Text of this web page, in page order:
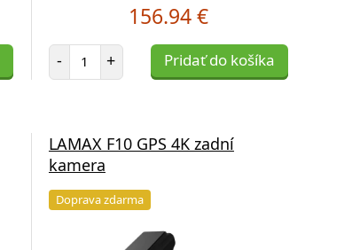
156.94 €
- Počet položiek
+ Pridať do košíka
LAMAX F10 GPS 4K zadní
kamera
Doprava zdarma